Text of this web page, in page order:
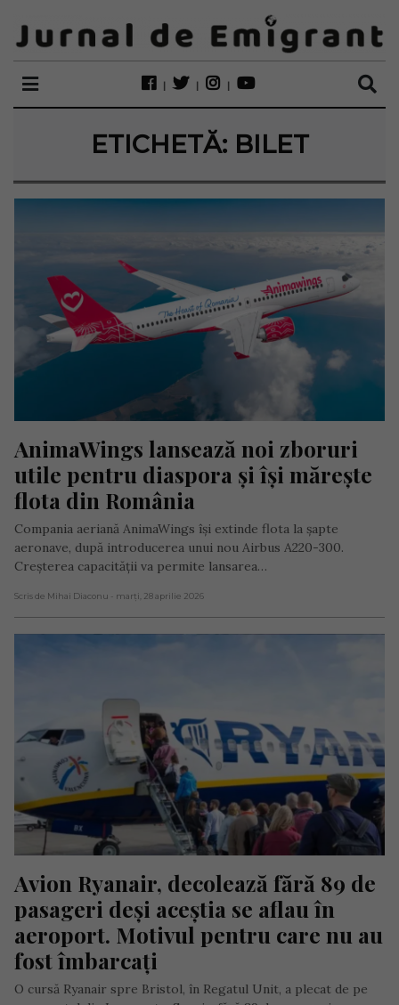
ETICHETĂ: BILET
AnimaWings lansează noi zboruri
utile pentru diaspora și își mărește
flota din România
Compania aeriană AnimaWings își extinde flota la șapte
aeronave, după introducerea unui nou Airbus A220-300.
Creșterea capacității va permite lansarea…
Scris de Mihai Diaconu - marți, 28 aprilie 2026
Avion Ryanair, decolează fără 89 de
pasageri deși aceștia se aflau în
aeroport. Motivul pentru care nu au
fost îmbarcați
O cursă Ryanair spre Bristol, în Regatul Unit, a plecat de pe